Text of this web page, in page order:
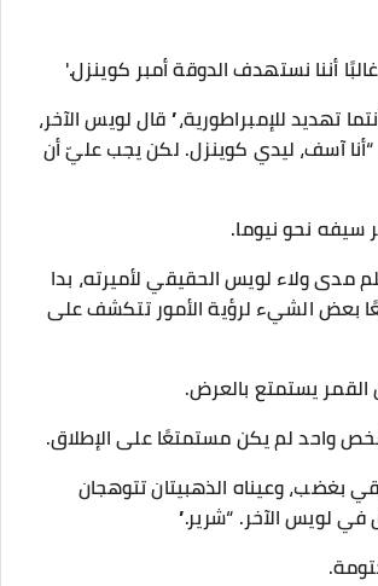
أننا نستهدف الدوقة أمبر كوينزل.'
تهديد للإمبراطورية،” قال لويس الآخر،
آسف، ليدي كوينزل. لكن يجب عليّ أن
سيفه نحو نيوما.
مدى ولاء لويس الحقيقي لأميرته، بدا
بعض الشيء لرؤية الأمور تتكشف على
القمر يستمتع بالعرض.
واحد لم يكن مستمتعًا على الإطلاق.
بغضب، وعيناه الذهبيتان تتوهجان
لويس الآخر. “شرير.”